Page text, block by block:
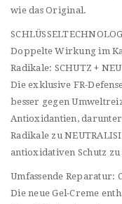
wie das Original.
Doppelte Wirkung im
Radikale: SCHUTZ +
Die exklusive FR-
besser gegen
Antioxidantien,
Radikale zu
antioxidativen Schutz zu
Umfassende
Die neue Gel-Creme